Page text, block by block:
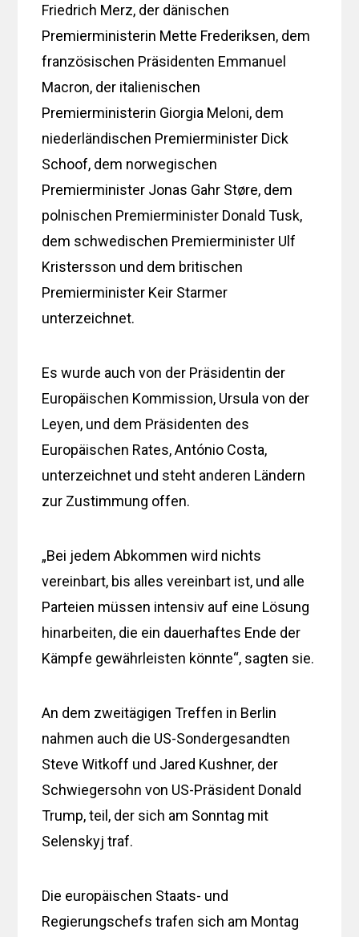
Friedrich Merz, der dänischen
Premierministerin Mette Frederiksen, dem
französischen Präsidenten Emmanuel
Macron, der italienischen
Premierministerin Giorgia Meloni, dem
niederländischen Premierminister Dick
Schoof, dem norwegischen
Premierminister Jonas Gahr Støre, dem
polnischen Premierminister Donald Tusk,
dem schwedischen Premierminister Ulf
Kristersson und dem britischen
Premierminister Keir Starmer
unterzeichnet.
Es wurde auch von der Präsidentin der
Europäischen Kommission, Ursula von der
Leyen, und dem Präsidenten des
Europäischen Rates, António Costa,
unterzeichnet und steht anderen Ländern
zur Zustimmung offen.
„Bei jedem Abkommen wird nichts
vereinbart, bis alles vereinbart ist, und alle
Parteien müssen intensiv auf eine Lösung
hinarbeiten, die ein dauerhaftes Ende der
Kämpfe gewährleisten könnte“, sagten sie.
An dem zweitägigen Treffen in Berlin
nahmen auch die US-Sondergesandten
Steve Witkoff und Jared Kushner, der
Schwiegersohn von US-Präsident Donald
Trump, teil, der sich am Sonntag mit
Selenskyj traf.
Die europäischen Staats- und
Regierungschefs trafen sich am Montag